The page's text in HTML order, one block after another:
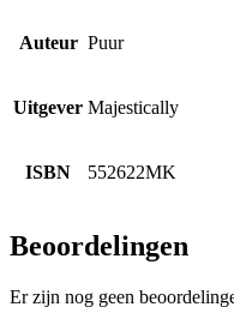
Auteur Puur
Uitgever Majestically
ISBN 552622MK
Beoordelingen
Er zijn nog geen